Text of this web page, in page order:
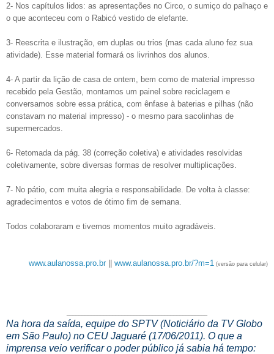
2- Nos capítulos lidos: as apresentações no Circo, o sumiço do palhaço e
o que aconteceu com o Rabicó vestido de elefante.
3- Reescrita e ilustração, em duplas ou trios (mas cada aluno fez sua
atividade). Esse material formará os livrinhos dos alunos.
4- A partir da lição de casa de ontem, bem como de material impresso
recebido pela Gestão, montamos um painel sobre reciclagem e
conversamos sobre essa prática, com ênfase à baterias e pilhas (não
constavam no material impresso) - o mesmo para sacolinhas de
supermercados.
6- Retomada da pág. 38 (correção coletiva) e atividades resolvidas
coletivamente, sobre diversas formas de resolver multiplicações.
7- No pátio, com muita alegria e responsabilidade. De volta à classe:
agradecimentos e votos de ótimo fim de semana.
Todos colaboraram e tivemos momentos muito agradáveis.
www.aulanossa.pro.br www.aulanossa.pro.br/?m=1 (versão para celular)
Na hora da saída, equipe do SPTV (Noticiário da TV Globo
em São Paulo) no CEU Jaguaré (17/06/2011). O que a
imprensa veio verificar o poder público já sabia há tempo: